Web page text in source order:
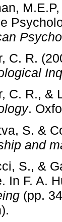
C. R.
C. R., &
.
S. &
and
S., &
In F. A.
(pp.